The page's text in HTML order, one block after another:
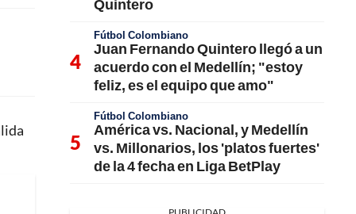
Quintero
Fútbol Colombiano
Juan Fernando Quintero llegó a un
acuerdo con el Medellín; "estoy
feliz, es el equipo que amo"
Fútbol Colombiano
América vs. Nacional, y Medellín
vs. Millonarios, los 'platos fuertes'
de la 4 fecha en Liga BetPlay